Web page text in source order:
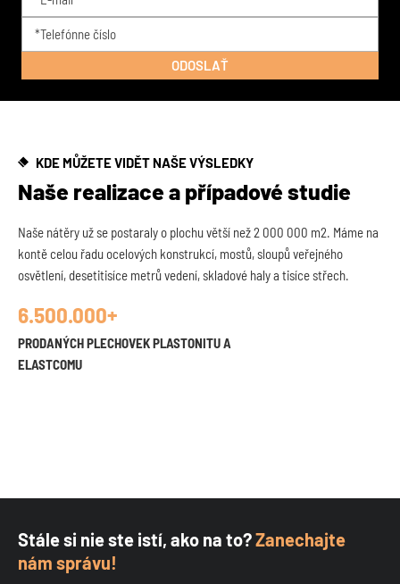
KDE MŮŽETE VIDĚT NAŠE VÝSLEDKY
Naše realizace a případové studie
Naše nátěry už se postaraly o plochu větší než 2 000 000 m2. Máme na
kontě celou řadu ocelových konstrukcí, mostů, sloupů veřejného
osvětlení, desetitisíce metrů vedení, skladové haly a tisíce střech.
6.500.000+
PRODANÝCH PLECHOVEK PLASTONITU A
ELASTCOMU
Stále si nie ste istí, ako na to?Zanechajte
nám správu!